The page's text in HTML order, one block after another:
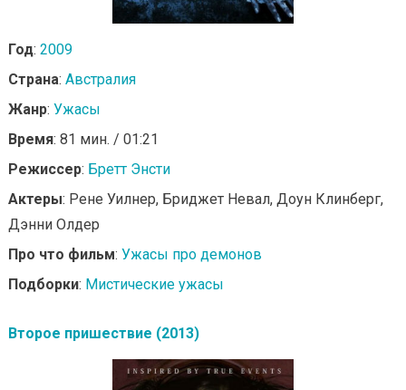
Год: 2009
Страна: Австралия
Жанр: Ужасы
Время: 81 мин. / 01:21
Режиссер: Бретт Энсти
Актеры: Рене Уилнер, Бриджет Невал, Доун Клинберг,
Дэнни Олдер
Про что фильм: Ужасы про демонов
Подборки: Мистические ужасы
Второе пришествие (2013)